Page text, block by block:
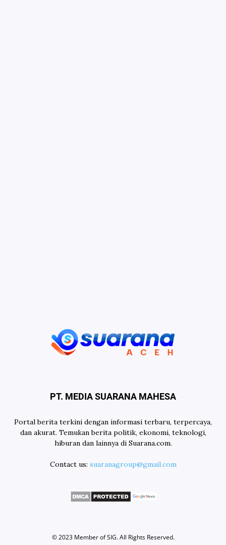
PT. MEDIA SUARANA MAHESA
Portal berita terkini dengan informasi terbaru, terpercaya,
dan akurat. Temukan berita politik, ekonomi, teknologi,
hiburan dan lainnya di Suarana.com.
Contact us: suaranagroup@gmail.com
© 2023 Member ofSIG. All Rights Reserved.